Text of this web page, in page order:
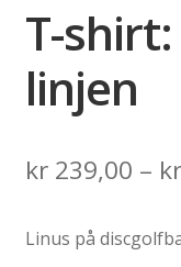
T-
linjen
kr239,00 – kr
Linus på